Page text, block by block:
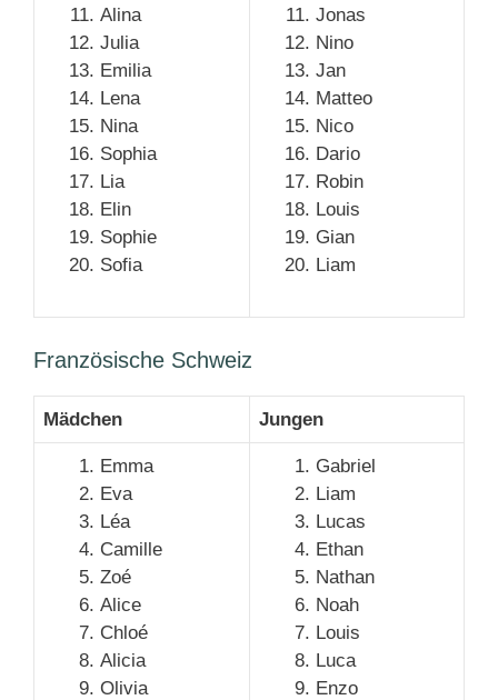
Alina
Julia
Emilia
Lena
Nina
Sophia
Lia
Elin
Sophie
Sofia
Jonas
Nino
Jan
Matteo
Nico
Dario
Robin
Louis
Gian
Liam
Französische Schweiz
Mädchen Jungen
Emma
Eva
Léa
Camille
Zoé
Alice
Chloé
Alicia
Olivia
Gabriel
Liam
Lucas
Ethan
Nathan
Noah
Louis
Luca
Enzo